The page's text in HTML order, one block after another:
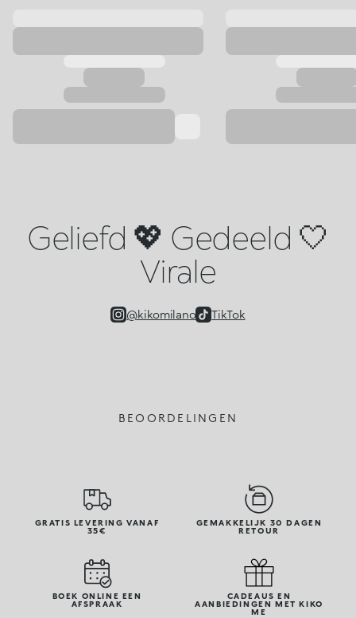
Geliefd 💖 Gedeeld 🤍
Virale
@kikomilano TikTok
BEOORDELINGEN
GRATIS LEVERING VANAF
35€
GEMAKKELIJK 30 DAGEN
RETOUR
BOEK ONLINE EEN
AFSPRAAK
CADEAUS EN
AANBIEDINGEN MET KIKO
ME